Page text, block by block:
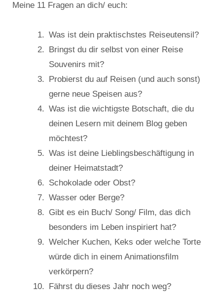
Meine 11 Fragen an dich/ euch:
Was ist dein praktischstes Reiseutensil?
Bringst du dir selbst von einer Reise
Souvenirs mit?
Probierst du auf Reisen (und auch sonst)
gerne neue Speisen aus?
Was ist die wichtigste Botschaft, die du
deinen Lesern mit deinem Blog geben
möchtest?
Was ist deine Lieblingsbeschäftigung in
deiner Heimatstadt?
Schokolade oder Obst?
Wasser oder Berge?
Gibt es ein Buch/ Song/ Film, das dich
besonders im Leben inspiriert hat?
Welcher Kuchen, Keks oder welche Torte
würde dich in einem Animationsfilm
verkörpern?
Fährst du dieses Jahr noch weg?